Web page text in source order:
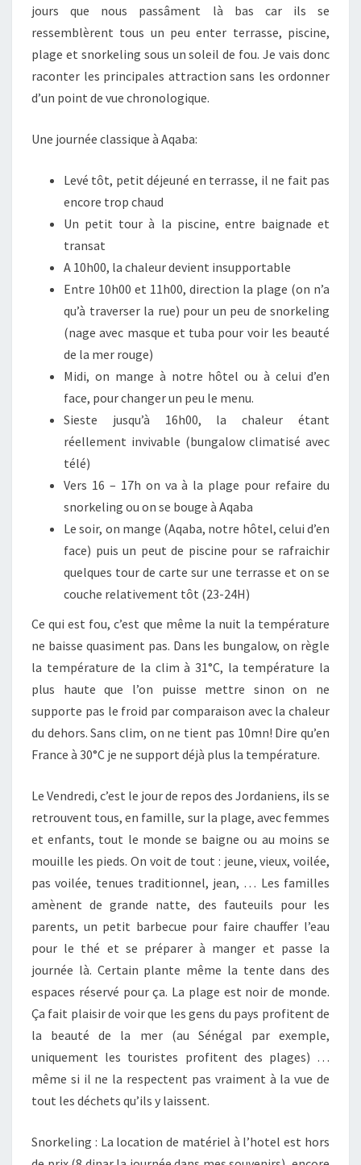
jours que nous passâment là bas car ils se
ressemblèrent tous un peu enter terrasse, piscine,
plage et snorkeling sous un soleil de fou. Je vais donc
raconter les principales attraction sans les ordonner
d’un point de vue chronologique.
Une journée classique à Aqaba:
Levé tôt, petit déjeuné en terrasse, il ne fait pas
encore trop chaud
Un petit tour à la piscine, entre baignade et
transat
A 10h00, la chaleur devient insupportable
Entre 10h00 et 11h00, direction la plage (on n’a
qu’à traverser la rue) pour un peu de snorkeling
(nage avec masque et tuba pour voir les beauté
de la mer rouge)
Midi, on mange à notre hôtel ou à celui d’en
face, pour changer un peu le menu.
Sieste jusqu’à 16h00, la chaleur étant
réellement invivable (bungalow climatisé avec
télé)
Vers 16 – 17h on va à la plage pour refaire du
snorkeling ou on se bouge à Aqaba
Le soir, on mange (Aqaba, notre hôtel, celui d’en
face) puis un peut de piscine pour se rafraichir
quelques tour de carte sur une terrasse et on se
couche relativement tôt (23-24H)
Ce qui est fou, c’est que même la nuit la température
ne baisse quasiment pas. Dans les bungalow, on règle
la température de la clim à 31°C, la température la
plus haute que l’on puisse mettre sinon on ne
supporte pas le froid par comparaison avec la chaleur
du dehors. Sans clim, on ne tient pas 10mn! Dire qu’en
France à 30°C je ne support déjà plus la température.
Le Vendredi, c’est le jour de repos des Jordaniens, ils se
retrouvent tous, en famille, sur la plage, avec femmes
et enfants, tout le monde se baigne ou au moins se
mouille les pieds. On voit de tout : jeune, vieux, voilée,
pas voilée, tenues traditionnel, jean, … Les familles
amènent de grande natte, des fauteuils pour les
parents, un petit barbecue pour faire chauffer l’eau
pour le thé et se préparer à manger et passe la
journée là. Certain plante même la tente dans des
espaces réservé pour ça. La plage est noir de monde.
Ça fait plaisir de voir que les gens du pays profitent de
la beauté de la mer (au Sénégal par exemple,
uniquement les touristes profitent des plages) …
même si il ne la respectent pas vraiment à la vue de
tout les déchets qu’ils y laissent.
Snorkeling : La location de matériel à l’hotel est hors